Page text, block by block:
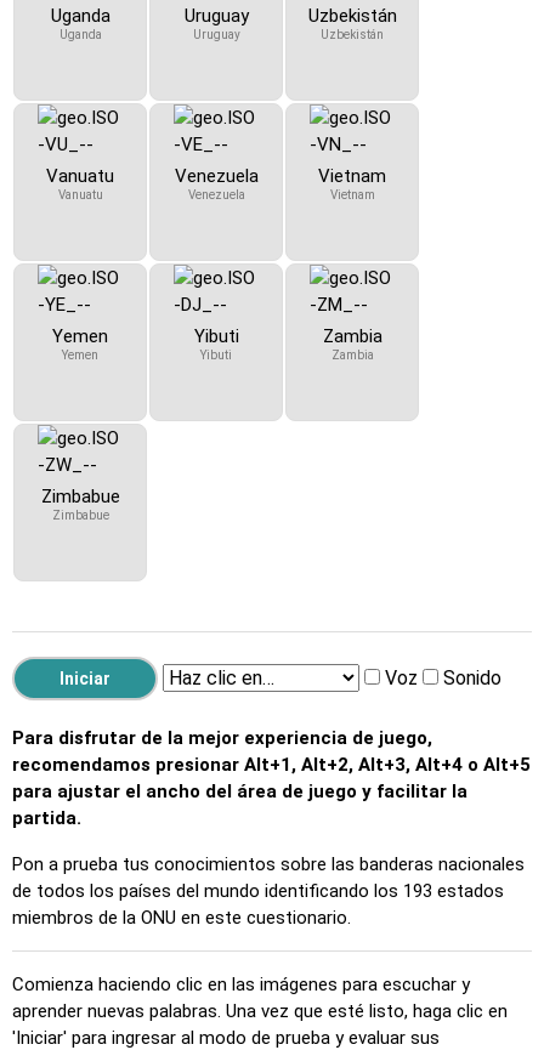
Uganda
Uganda
Uruguay
Uruguay
Uzbekistán
Uzbekistán
Vanuatu
Vanuatu
Venezuela
Venezuela
Vietnam
Vietnam
Yemen
Yemen
Yibuti
Yibuti
Zambia
Zambia
Zimbabue
Zimbabue
Voz Sonido
Para disfrutar de la mejor experiencia de juego,
recomendamos presionar Alt+1, Alt+2, Alt+3, Alt+4 o Alt+5
para ajustar el ancho del área de juego y facilitar la
partida.
Pon a prueba tus conocimientos sobre las banderas nacionales
de todos los países del mundo identificando los 193 estados
miembros de la ONU en este cuestionario.
Comienza haciendo clic en las imágenes para escuchar y
aprender nuevas palabras. Una vez que esté listo, haga clic en
'Iniciar' para ingresar al modo de prueba y evaluar sus